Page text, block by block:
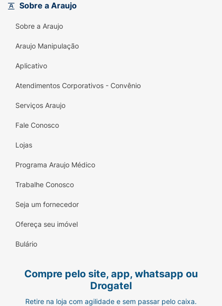
novos sabores, a X-Chew Strawberry é a
escolha certa! Traga um pouco de diversão
ao seu dia e compartilhe essa delícia com
amigos. Adquira já a sua e descubra como é
Sobre a Araujo
Sobre a Araujo
Araujo Manipulação
Aplicativo
Atendimentos Corporativos - Convênio
Serviços Araujo
Fale Conosco
Lojas
Programa Araujo Médico
Trabalhe Conosco
Seja um fornecedor
Ofereça seu imóvel
Bulário
Compre pelo site, app, whatsapp ou
Drogatel
Retire na loja com agilidade e sem passar pelo caixa.